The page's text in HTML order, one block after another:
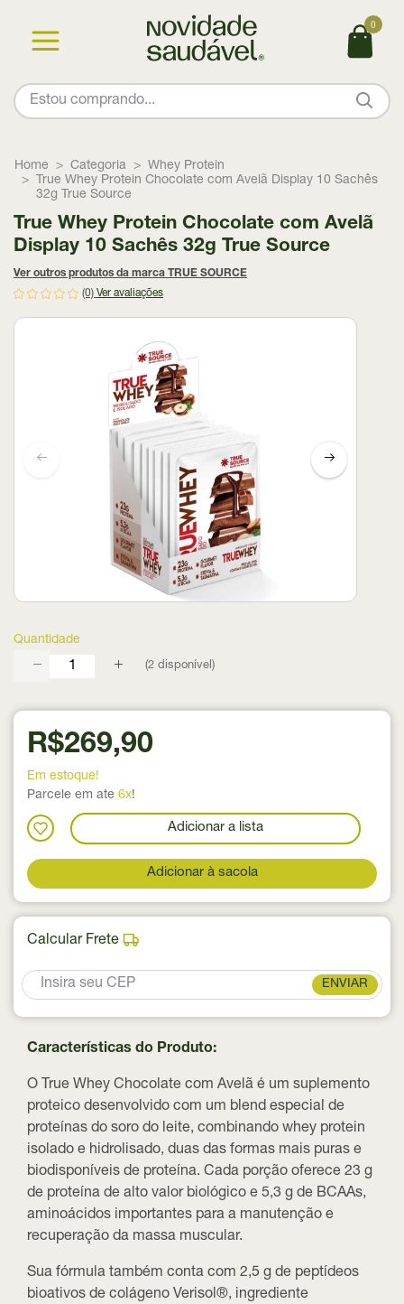
0
Home Categoria
Whey Protein
True Whey Protein Chocolate com Avelã Display 10 Sachês
32g True Source
Quantidade
(2 disponível)
True Whey Protein Chocolate com Avelã
Display 10 Sachês 32g True Source
Ver outros produtos da marca TRUE SOURCE
(0) Ver avaliações
R$269,90
Em estoque!
Parcele em ate 6x!
Adicionar a lista
Adicionar à sacola
Calcular Frete
ENVIAR
Características do Produto:
O True Whey Chocolate com Avelã é um suplemento
proteico desenvolvido com um blend especial de
proteínas do soro do leite, combinando whey protein
isolado e hidrolisado, duas das formas mais puras e
biodisponíveis de proteína. Cada porção oferece 23 g
de proteína de alto valor biológico e 5,3 g de BCAAs,
aminoácidos importantes para a manutenção e
recuperação da massa muscular.
Sua fórmula também conta com 2,5 g de peptídeos
bioativos de colágeno Verisol®, ingrediente